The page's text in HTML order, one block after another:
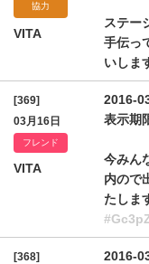
協力
VITA
ステー
手伝っ
いしま
[369]
03月16日
フレンド
VITA
2016-
表示期
今みん
内ので
たしま
[368]
2016-